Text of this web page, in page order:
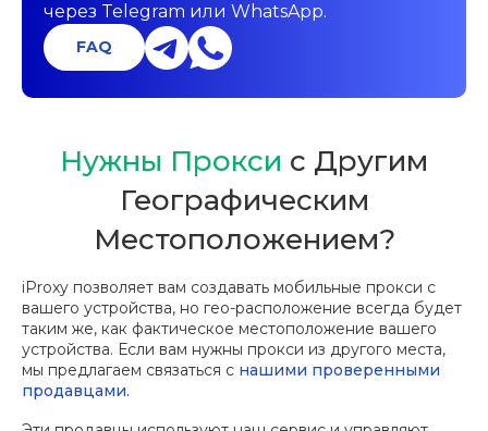
через Telegram или WhatsApp.
FAQ
Нужны Прокси с Другим
Географическим
Местоположением?
iProxy позволяет вам создавать мобильные прокси с
вашего устройства, но гео-расположение всегда будет
таким же, как фактическое местоположение вашего
устройства. Если вам нужны прокси из другого места,
мы предлагаем связаться с нашими проверенными
продавцами.